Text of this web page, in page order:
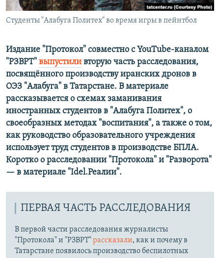
Все сайты РСЕ/РС
Студенты "Алабуга Политех" во время игры в пейнтбол
Издание "Протокол" совместно с YouTube-каналом
"РЗВРТ" выпустили вторую часть расследования,
посвящённого производству иранских дронов в
ОЭЗ "Алабуга" в Татарстане. В материале
рассказывается о схемах заманивания
иностранных студентов в "Алабуга Политех", о
своеобразных методах "воспитания", а также о том,
как руководство образовательного учреждения
использует труд студентов в производстве БПЛА.
Коротко о расследовании "Протокола" и "Разворота"
— в материале "Idel.Реалии".
ПЕРВАЯ ЧАСТЬ РАССЛЕДОВАНИЯ
В первой части расследования журналисты
"Протокола" и "РЗВРТ"рассказали, как и почему в
Татарстане появилось производство беспилотных